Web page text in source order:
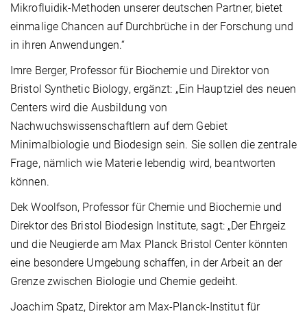
Mikrofluidik-Methoden unserer deutschen Partner, bietet
einmalige Chancen auf Durchbrüche in der Forschung und
in ihren Anwendungen.“
Imre Berger, Professor für Biochemie und Direktor von
Bristol Synthetic Biology, ergänzt: „Ein Hauptziel des neuen
Centers wird die Ausbildung von
Nachwuchswissenschaftlern auf dem Gebiet
Minimalbiologie und Biodesign sein. Sie sollen die zentrale
Frage, nämlich wie Materie lebendig wird, beantworten
können.
Dek Woolfson, Professor für Chemie und Biochemie und
Direktor des Bristol Biodesign Institute, sagt: „Der Ehrgeiz
und die Neugierde am Max Planck Bristol Center könnten
eine besondere Umgebung schaffen, in der Arbeit an der
Grenze zwischen Biologie und Chemie gedeiht.
Joachim Spatz, Direktor am Max-Planck-Institut für